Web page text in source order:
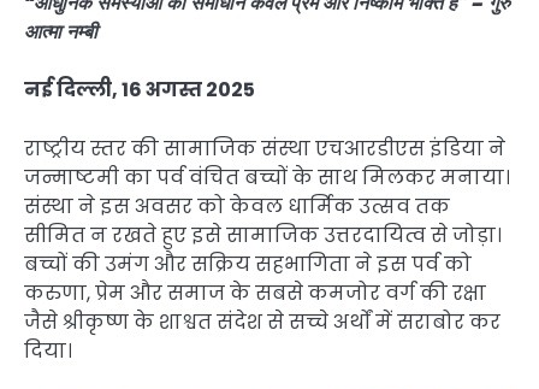
आत्मा नम्‍बी
नई दिल्ली, 16 अगस्त 2025
राष्ट्रीय स्तर की सामाजिक संस्था एचआरडीएस इंडिया ने
जन्माष्टमी का पर्व वंचित बच्चों के साथ मिलकर मनाया।
संस्था ने इस अवसर को केवल धार्मिक उत्सव तक
सीमित न रखते हुए इसे सामाजिक उत्तरदायित्व से जोड़ा।
बच्चों की उमंग और सक्रिय सहभागिता ने इस पर्व को
करुणा, प्रेम और समाज के सबसे कमजोर वर्ग की रक्षा
जैसे श्रीकृष्ण के शाश्वत संदेश से सच्चे अर्थों में सराबोर कर
दिया।